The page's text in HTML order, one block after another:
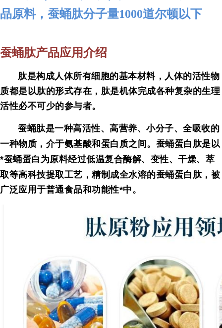
品原料， 蚕蛹肽分子量1000道尔顿以下
蚕蛹肽产品应用介绍
肽是构成人体所有细胞的基本材料，人体的活性物
质都是以肽的形式存在，肽是机体完成各种复杂的生理
活性必不可少的参与者。
蚕蛹肽是一种高活性、高营养、小分子、全吸收的
一种物质，介于氨基酸和蛋白质之间。 蚕蛹蛋白肽是以
*蚕蛹蛋白为原料经过低温复合酶解、变性、干燥、萃
取等高科技提取工艺，精制成全水溶的蚕蛹蛋白肽，被
广泛应用于普通食品和功能性*中。